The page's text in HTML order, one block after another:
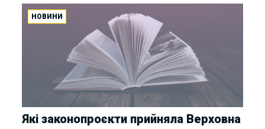
НОВИНИ
Які законопроєкти прийняла Верховна